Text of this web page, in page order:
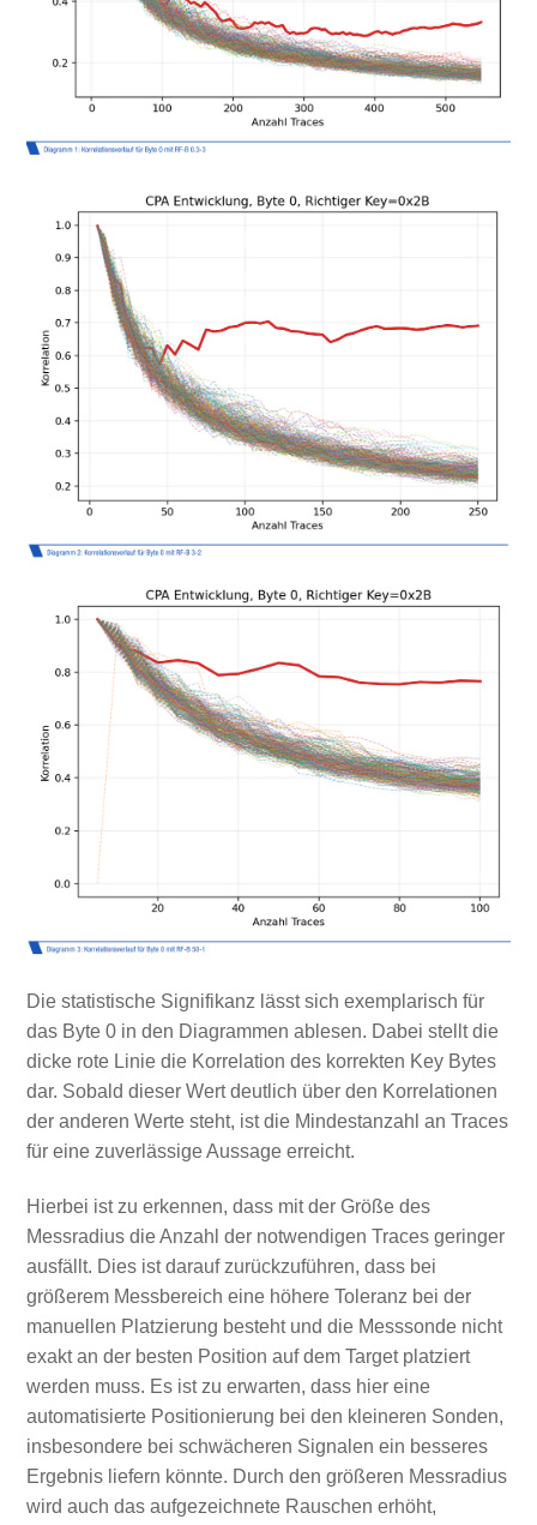
Die statistische Signifikanz lässt sich exemplarisch für
das Byte 0 in den Diagrammen ablesen. Dabei stellt die
dicke rote Linie die Korrelation des korrekten Key Bytes
dar. Sobald dieser Wert deutlich über den Korrelationen
der anderen Werte steht, ist die Mindestanzahl an Traces
für eine zuverlässige Aussage erreicht.
Hierbei ist zu erkennen, dass mit der Größe des
Messradius die Anzahl der notwendigen Traces geringer
ausfällt. Dies ist darauf zurückzuführen, dass bei
größerem Messbereich eine höhere Toleranz bei der
manuellen Platzierung besteht und die Messsonde nicht
exakt an der besten Position auf dem Target platziert
werden muss. Es ist zu erwarten, dass hier eine
automatisierte Positionierung bei den kleineren Sonden,
insbesondere bei schwächeren Signalen ein besseres
Ergebnis liefern könnte. Durch den größeren Messradius
wird auch das aufgezeichnete Rauschen erhöht,